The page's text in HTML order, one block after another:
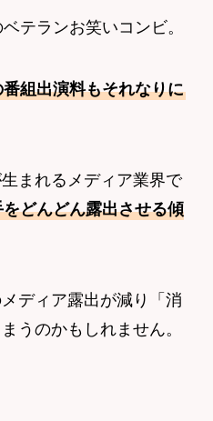
テランお笑いコンビ。
組出演料もそれなりに
まれるメディア業界で
どんどん露出させる傾
ディア露出が減り「消
うのかもしれません。